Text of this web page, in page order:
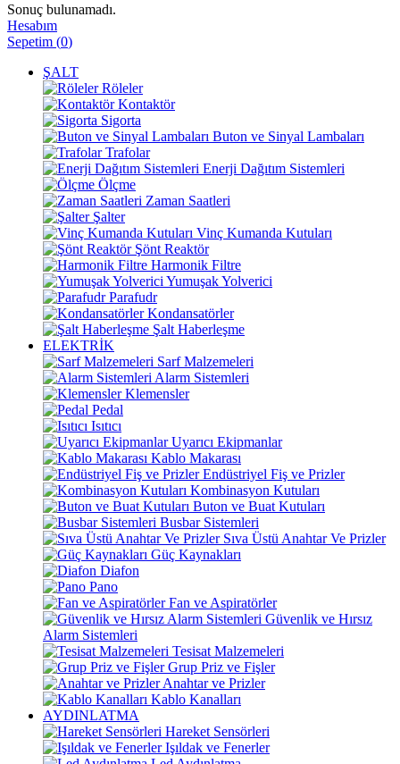
Sonuç bulunamadı.
Hesabım
Sepetim (0)
ŞALT
Röleler
Kontaktör
Sigorta
Buton ve Sinyal Lambaları
Trafolar
Enerji Dağıtım Sistemleri
Ölçme
Zaman Saatleri
Şalter
Vinç Kumanda Kutuları
Şönt Reaktör
Harmonik Filtre
Yumuşak Yolverici
Parafudr
Kondansatörler
Şalt Haberleşme
ELEKTRİK
Sarf Malzemeleri
Alarm Sistemleri
Klemensler
Pedal
Isıtıcı
Uyarıcı Ekipmanlar
Kablo Makarası
Endüstriyel Fiş ve Prizler
Kombinasyon Kutuları
Buton ve Buat Kutuları
Busbar Sistemleri
Sıva Üstü Anahtar Ve Prizler
Güç Kaynakları
Diafon
Pano
Fan ve Aspiratörler
Güvenlik ve Hırsız
Alarm Sistemleri
Tesisat Malzemeleri
Grup Priz ve Fişler
Anahtar ve Prizler
Kablo Kanalları
AYDINLATMA
Hareket Sensörleri
Işıldak ve Fenerler